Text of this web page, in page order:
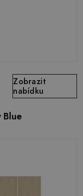
Zobrazit
nabídku
Blue